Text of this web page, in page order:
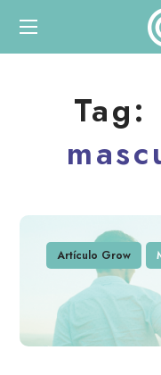
Tag:
Artículo Grow